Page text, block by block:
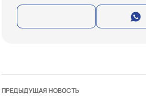
ПРЕДЫДУЩАЯ НОВОСТЬ